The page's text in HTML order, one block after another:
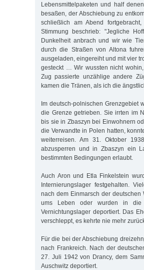
Lebensmittelpaketen und half
besaßen, der Abschiebung zu
schließlich am Abend
Stimmung beschrieb: "Jegliche
Dunkelheit anbrach und wir wie
durch die Straßen von Altona
ausgeladen, eingereiht und mit vier
gesteckt … Wir wussten nicht
Zug passierte unzählige andere
kamen die Tränen, als ich die
Im deutsch-polnischen Grenzgebiet
die Grenze getrieben. Sie irrten im
bis sie in Zbaszyn bei Einwohnern
die Verwandte in Polen hatten,
weiterreisen. Am 31. Oktober
abzusperren und in Zbaszyn ein
bestimmten Bedingungen erlaubt.
Auch Aron und Etla Finkelstein
Internierungslager festgehalten.
nach dem Einmarsch der
ums Leben oder wurden in die
Vernichtungslager deportiert. Das
verschleppt, es kehrte nie mehr
Für die bei der Abschiebung
nach Frankreich. Nach der
27. Juli 1942 von Drancy, dem
Auschwitz deportiert.